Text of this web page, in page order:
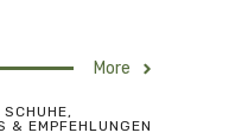
More
,
& EMPFEHLUNGEN